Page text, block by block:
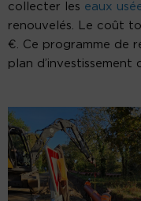
collecter les eaux
renouvelés. Le coût
€. Ce programme de
plan d’investissement